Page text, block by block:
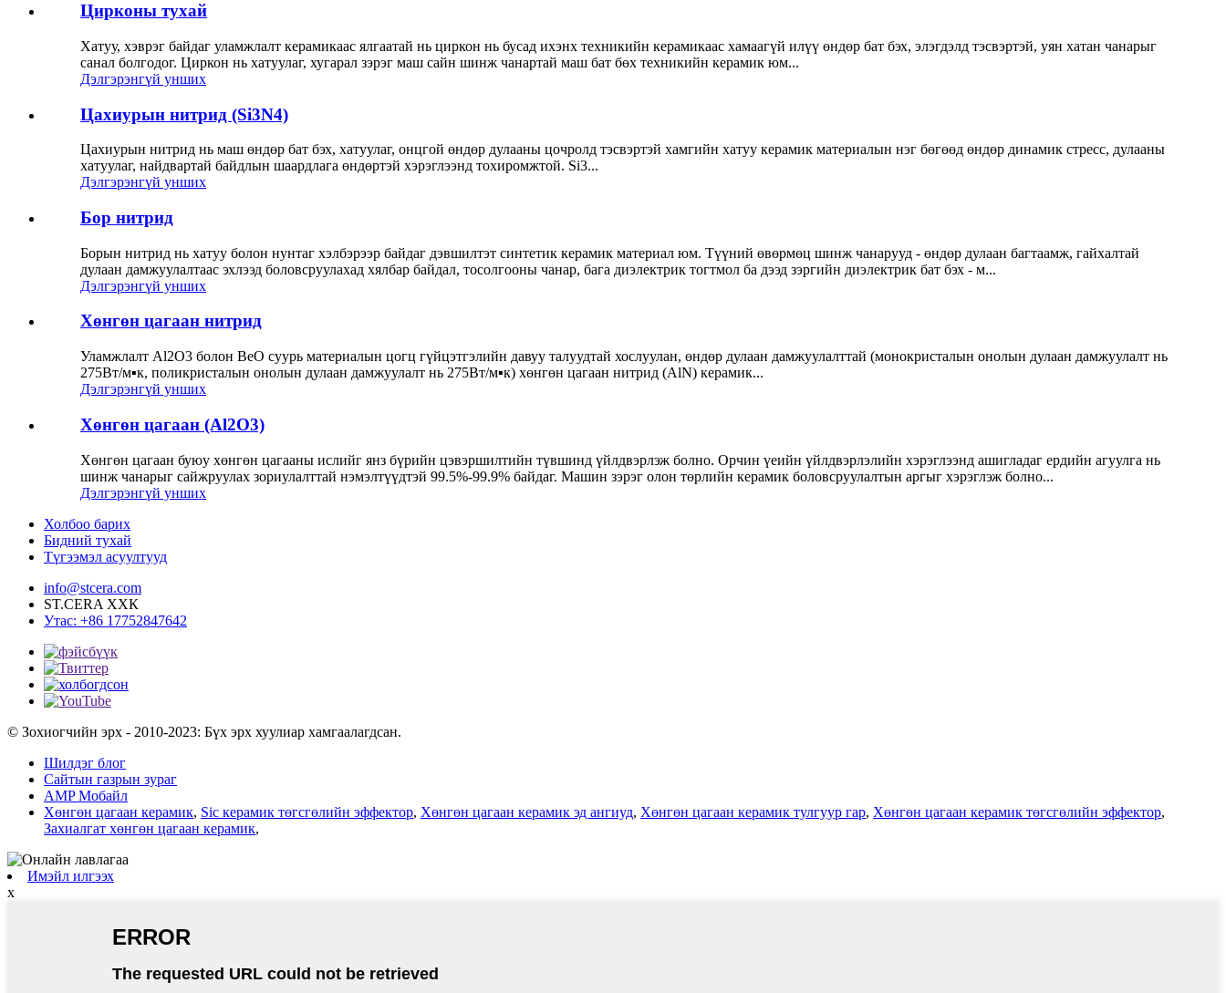
Цирконы тухай
Хатуу, хэврэг байдаг уламжлалт керамикаас ялгаатай нь циркон нь бусад ихэнх техникийн керамикаас хамаагүй илүү өндөр бат бэх, элэгдэлд тэсвэртэй, уян хатан чанарыг
санал болгодог. Циркон нь хатуулаг, хугарал зэрэг маш сайн шинж чанартай маш бат бөх техникийн керамик юм...
Дэлгэрэнгүй унших
Цахиурын нитрид (Si3N4)
Цахиурын нитрид нь маш өндөр бат бэх, хатуулаг, онцгой өндөр дулааны цочролд тэсвэртэй хамгийн хатуу керамик материалын нэг бөгөөд өндөр динамик стресс, дулааны
хатуулаг, найдвартай байдлын шаардлага өндөртэй хэрэглээнд тохиромжтой. Si3...
Дэлгэрэнгүй унших
Бор нитрид
Борын нитрид нь хатуу болон нунтаг хэлбэрээр байдаг дэвшилтэт синтетик керамик материал юм. Түүний өвөрмөц шинж чанарууд - өндөр дулаан багтаамж, гайхалтай
дулаан дамжуулалтаас эхлээд боловсруулахад хялбар байдал, тосолгооны чанар, бага диэлектрик тогтмол ба дээд зэргийн диэлектрик бат бэх - м...
Дэлгэрэнгүй унших
Хөнгөн цагаан нитрид
Уламжлалт Al2O3 болон BeO суурь материалын цогц гүйцэтгэлийн давуу талуудтай хослуулан, өндөр дулаан дамжуулалттай (монокристалын онолын дулаан дамжуулалт нь
275Вт/м▪к, поликристалын онолын дулаан дамжуулалт нь 275Вт/м▪к) хөнгөн цагаан нитрид (AlN) керамик...
Дэлгэрэнгүй унших
Хөнгөн цагаан (Al2O3)
Хөнгөн цагаан буюу хөнгөн цагааны ислийг янз бүрийн цэвэршилтийн түвшинд үйлдвэрлэж болно. Орчин үеийн үйлдвэрлэлийн хэрэглээнд ашигладаг ердийн агуулга нь
шинж чанарыг сайжруулах зориулалттай нэмэлтүүдтэй 99.5%-99.9% байдаг. Машин зэрэг олон төрлийн керамик боловсруулалтын аргыг хэрэглэж болно...
Дэлгэрэнгүй унших
Холбоо барих
Бидний тухай
Түгээмэл асуултууд
info@stcera.com
ST.CERA ХХК
Утас: +86 17752847642
© Зохиогчийн эрх - 2010-2023: Бүх эрх хуулиар хамгаалагдсан.
Шилдэг блог
Сайтын газрын зураг
AMP Мобайл
Хөнгөн цагаан керамик, Sic керамик төгсгөлийн эффектор, Хөнгөн цагаан керамик эд ангиуд, Хөнгөн цагаан керамик тулгуур гар, Хөнгөн цагаан керамик төгсгөлийн эффектор,
Захиалгат хөнгөн цагаан керамик,
Имэйл илгээх
x